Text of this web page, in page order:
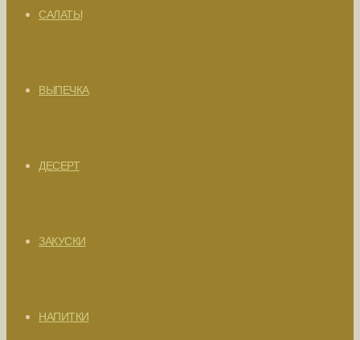
САЛАТЫ
ВЫПЕЧКА
ДЕСЕРТ
ЗАКУСКИ
НАПИТКИ